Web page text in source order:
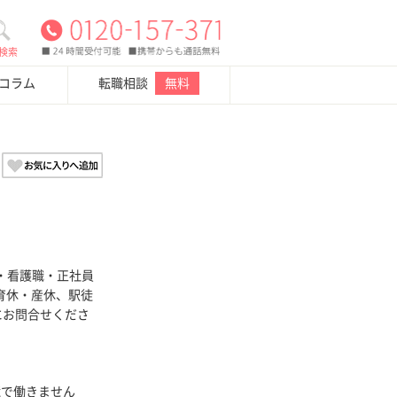
索
ラム 転職相談 無料
看護職・正社員
休・産休、駅徒
問合せくださ
働きません